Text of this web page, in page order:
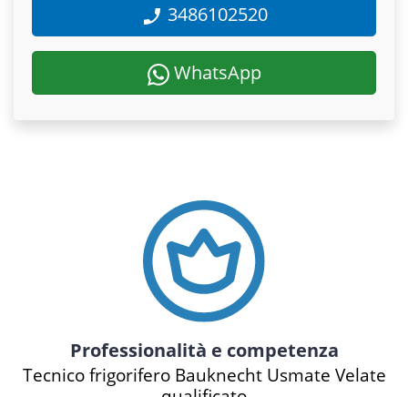
3486102520
WhatsApp
Professionalità e competenza
Tecnico frigorifero Bauknecht Usmate Velate